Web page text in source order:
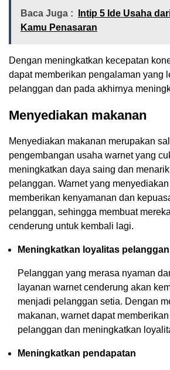
Baca Juga :
Intip 5 Ide Usaha
Kamu Penasaran
Dengan meningkatkan kecepatan
dapat memberikan pengalaman yang
pelanggan dan pada akhirnya
Menyediakan makanan
Menyediakan makanan merupakan
pengembangan usaha warnet yang
meningkatkan daya saing dan
pelanggan. Warnet yang
memberikan kenyamanan dan
pelanggan, sehingga membuat
cenderung untuk kembali lagi.
Meningkatkan loyalitas pelanggan
Pelanggan yang merasa nyaman
layanan warnet cenderung akan
menjadi pelanggan setia. Dengan
makanan, warnet dapat
pelanggan dan meningkatkan
Meningkatkan pendapatan